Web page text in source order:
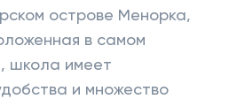
острове Менорка,
в самом
школа имеет
и множество